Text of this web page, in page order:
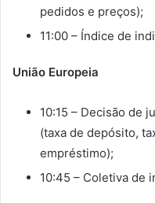
pedidos e preços);
11:00 – Índice de
União Europeia
10:15 – Decisão de
(taxa de depósito,
empréstimo);
10:45 – Coletiva de